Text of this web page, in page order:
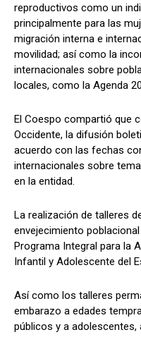
reproductivos como un
principalmente para las
migración interna e
movilidad; así como la
internacionales sobre
locales, como la Agenda
El Coespo compartió que
Occidente, la difusión
acuerdo con las fechas
internacionales sobre
en la entidad.
La realización de talleres
envejecimiento
Programa Integral para la
Infantil y Adolescente del
Así como los talleres
embarazo a edades
públicos y a